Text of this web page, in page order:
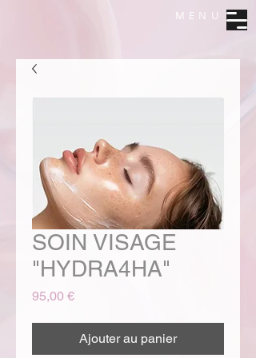
MENU
SOIN VISAGE
"HYDRA4HA"
95,00 €Prix
Ajouter au panier